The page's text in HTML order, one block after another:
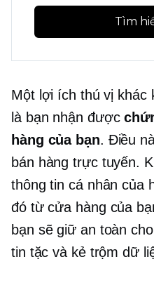
Tìm
Một lợi ích thú vị khác
là bạn nhận được
hàng của bạn. Điều
bán hàng trực tuyến.
thông tin cá nhân của
đó từ cửa hàng của
bạn sẽ giữ an toàn
tin tặc và kẻ trộm dữ